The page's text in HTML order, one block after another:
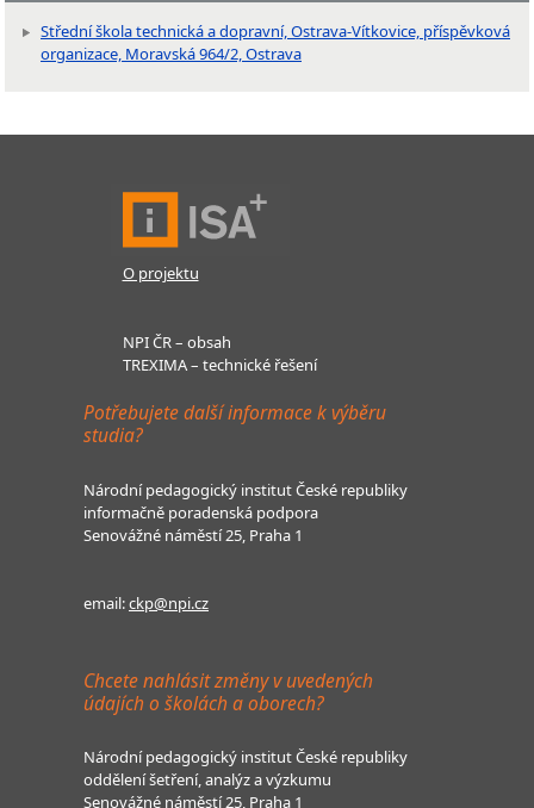
Střední škola technická a dopravní, Ostrava-Vítkovice, příspěvková
organizace, Moravská 964/2, Ostrava
O projektu
NPI ČR – obsah
TREXIMA – technické řešení
Potřebujete další informace k výběru
studia?
Národní pedagogický institut České republiky
informačně poradenská podpora
Senovážné náměstí 25, Praha 1
email:ckp@npi.cz
Chcete nahlásit změny v uvedených
údajích o školách a oborech?
Národní pedagogický institut České republiky
oddělení šetření, analýz a výzkumu
Senovážné náměstí 25, Praha 1